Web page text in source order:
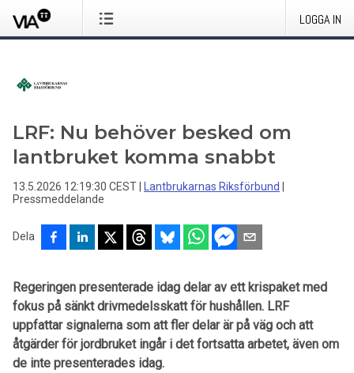
LOGGA IN
LRF: Nu behöver besked om
lantbruket komma snabbt
13.5.2026 12:19:30 CEST Lantbrukarnas Riksförbund
Pressmeddelande
Dela
Regeringen presenterade idag delar av ett krispaket med
fokus på sänkt drivmedelsskatt för hushållen. LRF
uppfattar signalerna som att fler delar är på väg och att
åtgärder för jordbruket ingår i det fortsatta arbetet, även om
de inte presenterades idag.